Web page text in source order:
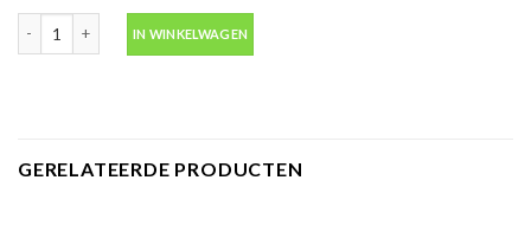
IN WINKELWAGEN
GERELATEERDE PRODUCTEN